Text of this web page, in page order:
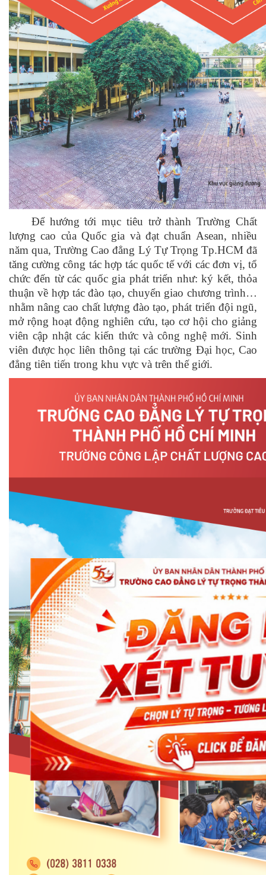
Để hướng tới mục tiêu trở thành Trường Chất
lượng cao của Quốc gia và đạt chuẩn Asean, nhiều
năm qua, Trường Cao đẳng Lý Tự Trọng Tp.HCM đã
tăng cường công tác hợp tác quốc tế với các đơn vị, tổ
chức đến từ các quốc gia phát triển như: ký kết, thỏa
thuận về hợp tác đào tạo, chuyển giao chương trình…
nhằm nâng cao chất lượng đào tạo, phát triển đội ngũ,
mở rộng hoạt động nghiên cứu, tạo cơ hội cho giảng
viên cập nhật các kiến thức và công nghệ mới. Sinh
viên được học liên thông tại các trường Đại học, Cao
đẳng tiên tiến trong khu vực và trên thế giới.